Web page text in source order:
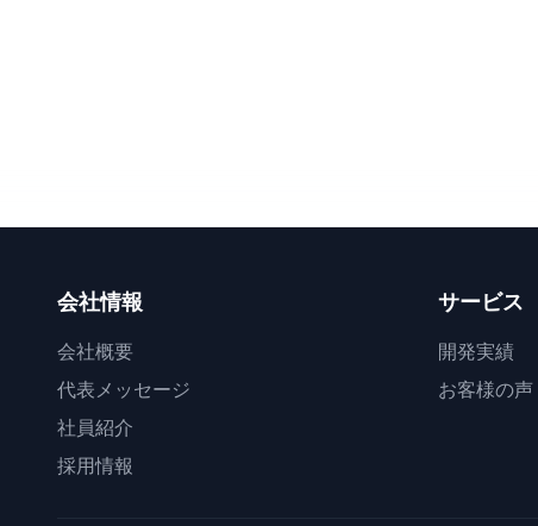
会社情報
会社概要
代表メッセージ
社員紹介
採用情報
サービス
開発実績
お客様の声